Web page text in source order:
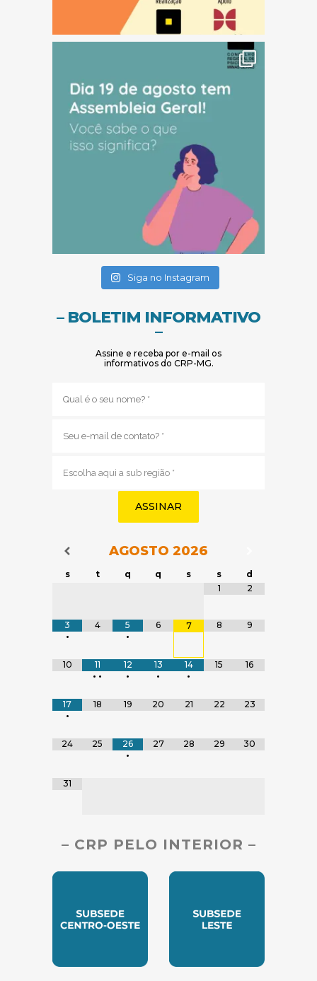
Siga no Instagram
– BOLETIM INFORMATIVO
–
Assine e receba por e-mail os
informativos do CRP-MG.
mail
região
Navegação do Calendário
AGOSTO 2026
s t q q s s
d
1
2
3
•
4
5
•
6 7 8 9
10
11
• •
12
•
13
•
14
•
15 16
17
•
18 19 20 21 22 23
24 25
26
•
27 28 29 30
31
– CRP PELO INTERIOR –